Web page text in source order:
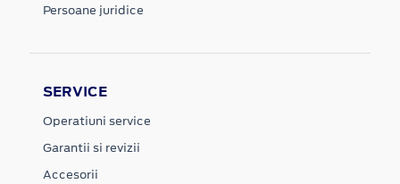
Persoane juridice
SERVICE
Operatiuni service
Garantii si revizii
Accesorii